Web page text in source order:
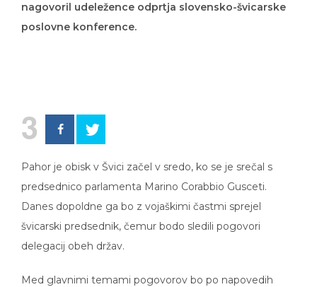
nagovoril udeležence odprtja slovensko-švicarske
poslovne konference.
3
Pahor je obisk v Švici začel v sredo, ko se je srečal s
predsednico parlamenta Marino Corabbio Gusceti.
Danes dopoldne ga bo z vojaškimi častmi sprejel
švicarski predsednik, čemur bodo sledili pogovori
delegacij obeh držav.
Med glavnimi temami pogovorov bo po napovedih